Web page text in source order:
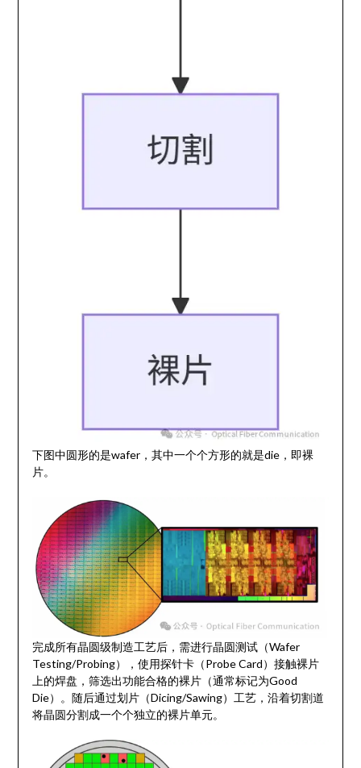
下图中圆形的是wafer，其中一个个方形的就是die，即裸
片。
完成所有晶圆级制造工艺后，需进行晶圆测试（Wafer
Testing/Probing），使用探针卡（Probe Card）接触裸片
上的焊盘，筛选出功能合格的裸片（通常标记为Good
Die）。随后通过划片（Dicing/Sawing）工艺，沿着切割道
将晶圆分割成一个个独立的裸片单元。